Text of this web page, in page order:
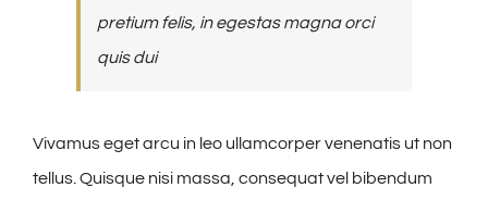
pretium felis, in egestas magna orci
quis dui
Vivamus eget arcu in leo ullamcorper venenatis ut non
tellus. Quisque nisi massa, consequat vel bibendum